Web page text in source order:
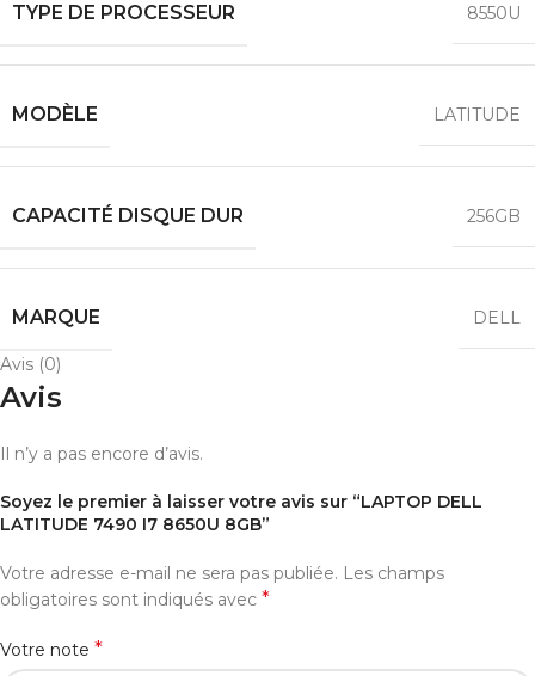
TYPE DE PROCESSEUR 8550U
MODÈLE LATITUDE
CAPACITÉ DISQUE DUR 256GB
MARQUE DELL
Avis (0)
Avis
Il n’y a pas encore d’avis.
Soyez le premier à laisser votre avis sur “LAPTOP DELL
LATITUDE 7490 I7 8650U 8GB”
Votre adresse e-mail ne sera pas publiée. Les champs
obligatoires sont indiqués avec *
Votre note *